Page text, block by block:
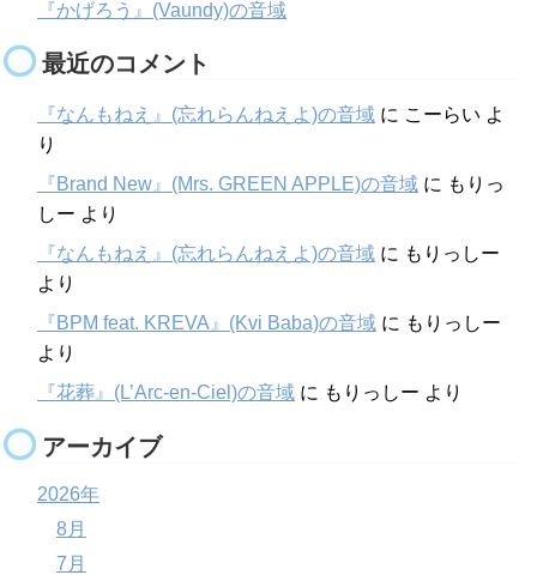
『かげろう』(Vaundy)の音域
最近のコメント
『なんもねえ』(忘れらんねえよ)の音域 に こーらい よ
り
『Brand New』(Mrs. GREEN APPLE)の音域 に もりっ
しー より
『なんもねえ』(忘れらんねえよ)の音域 に もりっしー
より
『BPM feat. KREVA』(Kvi Baba)の音域 に もりっしー
より
『花葬』(L’Arc-en-Ciel)の音域 に もりっしー より
アーカイブ
2026年
8月
7月